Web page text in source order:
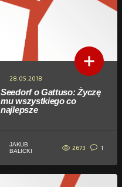
28.05.2018
Seedorf o Gattuso: Życzę
mu wszystkiego co
najlepsze
JAKUB
BALICKI
2673 1